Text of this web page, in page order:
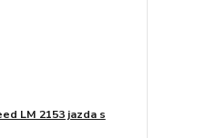
LM 2153 jazda s